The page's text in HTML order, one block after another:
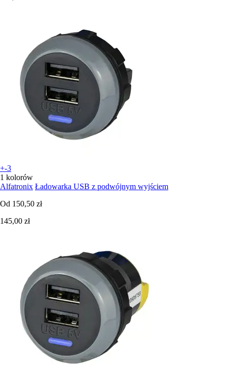
+-3
1 kolorów
Alfatronix Ładowarka USB z podwójnym wyjściem
Od 150,50 zł
145,00 zł